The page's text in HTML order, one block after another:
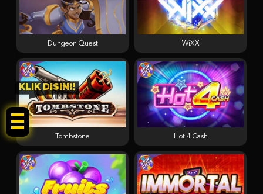
KLIK DISINI!
Dungeon Quest WiXX
Hot 4 Cash
Tombstone